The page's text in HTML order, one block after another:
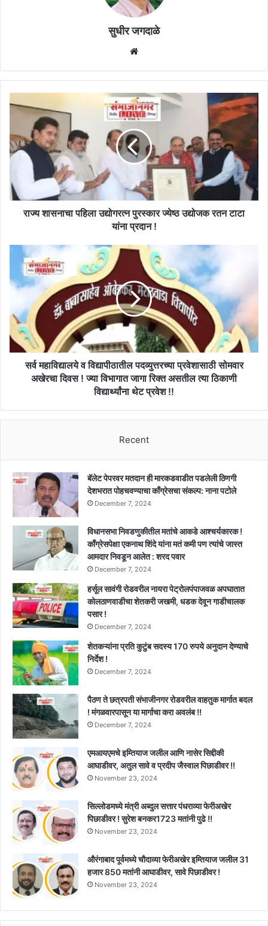
सुधीर जगदाळे
शासनाचा
उद्योगरत्न
पुरस्कार
ज्येष्ठ
रतन
टाटा
राज्य शासनाचा पहिला उद्योगरत्न पुरस्कार ज्येष्ठ उद्योजक रतन टाटा
यांना प्रदान !
महाविद्यालये
विद्यापीठातील
पदव्युत्तरच्या
प्रवेशासाठी
सोमवार
अखेरचा
दिवस
रिक्त
थेट
सर्व महाविद्यालये व विद्यापीठातील पदव्युत्तरच्या प्रवेशासाठी सोमवार
अखेरचा दिवस ! ज्या विभागात जागा रिक्त असतील त्या ठिकाणी
विद्यार्थ्यांना थेट प्रवेश !!
Recent
बॅलेट पेपरवर मतदान ही मारकडवाडीत पडलेली ठिणगी
देशभरात पोहचवण्याचा काँग्रेसचा संकल्प: नाना पटोले
December 7, 2024
विधानसभा निवडणुकीतील मतांचे आकडे आश्चर्यकारक !
काँग्रेसपेक्षा एकनाथ शिंदे यांना मतं कमी पण त्यांचे जास्त
आमदार निवडून आलेत : शरद पवार
December 7, 2024
हर्सूल सावंगी रोडवरील नायरा पेट्रोलपंपाजवळ अपघातात
कोलठाणवाडीचा शेतकरी जखमी, धडक देवून गाडीचालक
पसार !
December 7, 2024
शेतकऱ्यांना प्रति कुटुंब सदस्य 170 रुपये अनुदान देण्याचे
निर्देश !
December 7, 2024
पैठण ते छत्रपती संभाजीनगर रोडवरील वाहतुक मार्गात बदल
! मंगळवारपासून या मार्गाचा करा अवलंब !!
December 7, 2024
एमआयएमचे इम्तियाज जलील आणि नासेर सिद्दीकी
आघाडीवर, अतुल सावे व प्रदीप जैस्वाल पिछाडीवर !!
November 23, 2024
सिल्लोडमध्ये मंत्री अब्दुल सत्तार पंधराव्या फेरीअखेर
पिछाडीवर ! सुरेश बनकर1723 मतांनी पुढे !!
November 23, 2024
औरंगाबाद पूर्वमध्ये चौदाव्या फेरीअखेर इम्तियाज जलील 31
हजार 850 मतांनी आघाडीवर, सावे पिछाडीवर !
November 23, 2024